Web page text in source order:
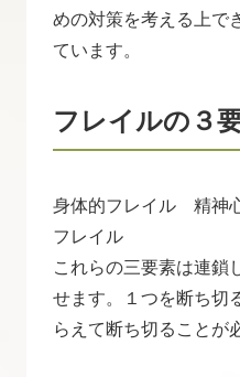
めの対策を考える上で
ています。
フレイルの３
身体的フレイル 精
フレイル
これらの三要素は連鎖
せます。１つを断ち切
らえて断ち切ることが